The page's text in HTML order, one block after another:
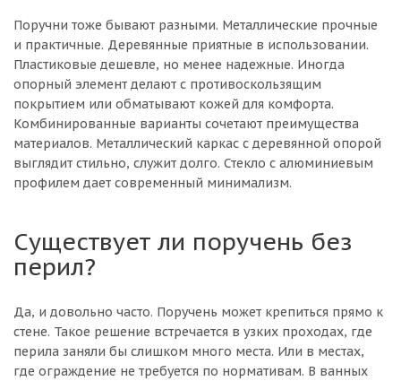
Поручни тоже бывают разными. Металлические прочные
и практичные. Деревянные приятные в использовании.
Пластиковые дешевле, но менее надежные. Иногда
опорный элемент делают с противоскользящим
покрытием или обматывают кожей для комфорта.
Комбинированные варианты сочетают преимущества
материалов. Металлический каркас с деревянной опорой
выглядит стильно, служит долго. Стекло с алюминиевым
профилем дает современный минимализм.
Существует ли поручень без
перил?
Да, и довольно часто. Поручень может крепиться прямо к
стене. Такое решение встречается в узких проходах, где
перила заняли бы слишком много места. Или в местах,
где ограждение не требуется по нормативам. В ванных